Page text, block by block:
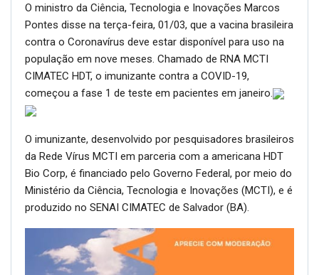
O ministro da Ciência, Tecnologia e Inovações Marcos
Pontes disse na terça-feira, 01/03, que a vacina brasileira
contra o Coronavírus deve estar disponível para uso na
população em nove meses. Chamado de RNA MCTI
CIMATEC HDT, o imunizante contra a COVID-19,
começou a fase 1 de teste em pacientes em janeiro.
O imunizante, desenvolvido por pesquisadores brasileiros
da Rede Vírus MCTI em parceria com a americana HDT
Bio Corp, é financiado pelo Governo Federal, por meio do
Ministério da Ciência, Tecnologia e Inovações (MCTI), e é
produzido no SENAI CIMATEC de Salvador (BA).